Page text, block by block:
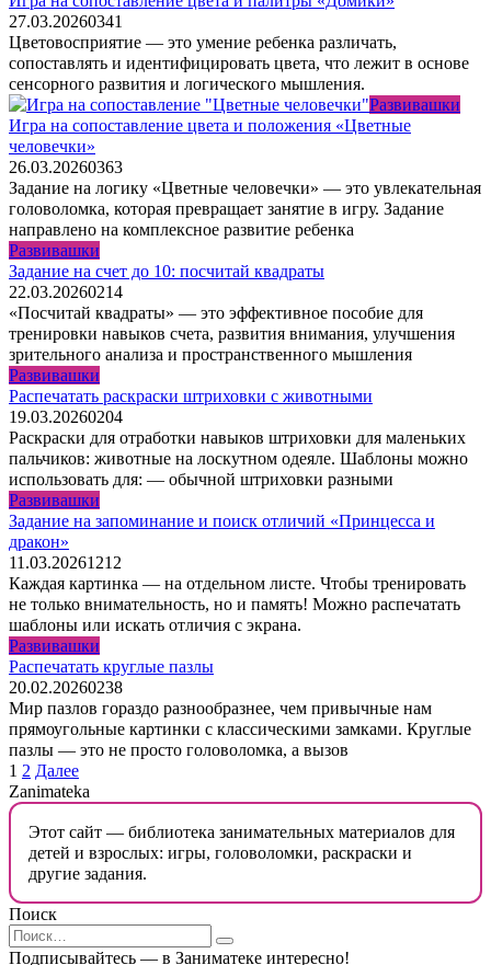
27.03.20260341
Цветовосприятие — это умение ребенка различать,
сопоставлять и идентифицировать цвета, что лежит в основе
сенсорного развития и логического мышления.
Развивашки
Игра на сопоставление цвета и положения «Цветные
человечки»
26.03.20260363
Задание на логику «Цветные человечки» — это увлекательная
головоломка, которая превращает занятие в игру. Задание
направлено на комплексное развитие ребенка
Развивашки
Задание на счет до 10: посчитай квадраты
22.03.20260214
«Посчитай квадраты» — это эффективное пособие для
тренировки навыков счета, развития внимания, улучшения
зрительного анализа и пространственного мышления
Развивашки
Распечатать раскраски штриховки с животными
19.03.20260204
Раскраски для отработки навыков штриховки для маленьких
пальчиков: животные на лоскутном одеяле. Шаблоны можно
использовать для: — обычной штриховки разными
Развивашки
Задание на запоминание и поиск отличий «Принцесса и
дракон»
11.03.20261 212
Каждая картинка — на отдельном листе. Чтобы тренировать
не только внимательность, но и память! Можно распечатать
шаблоны или искать отличия с экрана.
Развивашки
Распечатать круглые пазлы
20.02.20260238
Мир пазлов гораздо разнообразнее, чем привычные нам
прямоугольные картинки с классическими замками. Круглые
пазлы — это не просто головоломка, а вызов
Пагинация
записей
1 2 Далее
Zanimateka
Этот сайт — библиотека занимательных материалов для
детей и взрослых: игры, головоломки, раскраски и
другие задания.
Поиск
Search
for:
Подписывайтесь — в Заниматеке интересно!